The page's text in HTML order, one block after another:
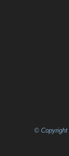
© Copyright